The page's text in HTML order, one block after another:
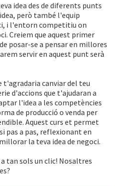
idea des de diferents punts
però també l'equip
i l'entorn competitiu on
Creiem que aquest primer
posar-se a pensar en millores
servir en aquest punt serà
t'agradaria canviar del teu
d'accions que t'ajudaran a
l'idea a les competències
de producció o venda per
Aquest curs et permet
pas a pas, reflexionant en
la teva idea de negoci.
tan sols un clic! Nosaltres